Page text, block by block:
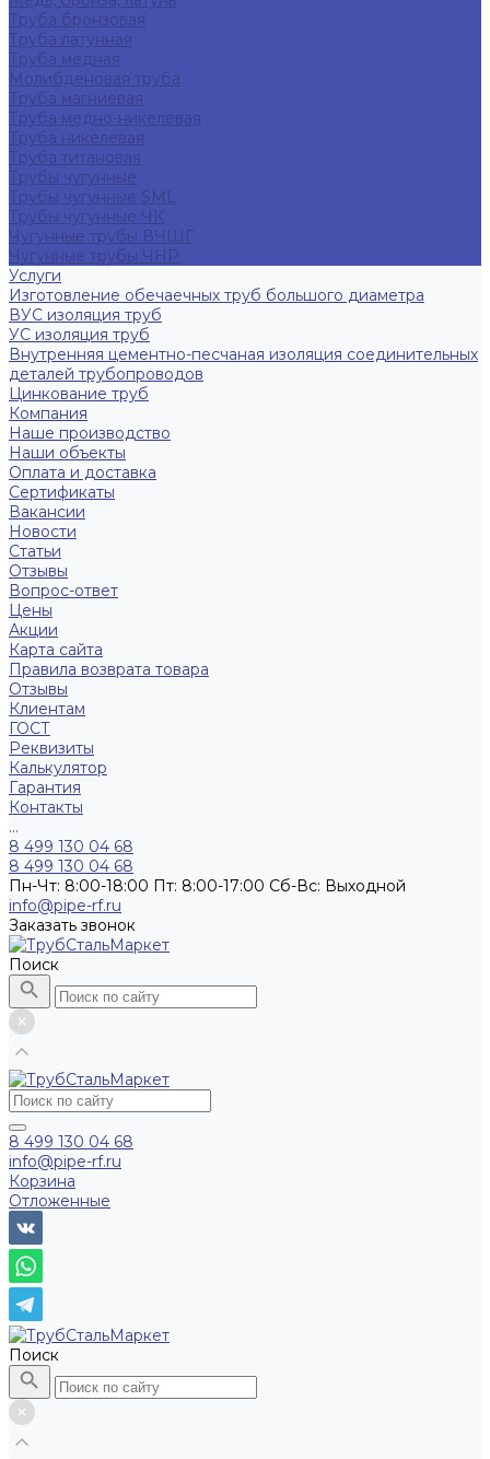
Труба бронзовая
Труба латунная
Труба медная
Молибденовая труба
Труба магниевая
Труба медно-никелевая
Труба никелевая
Труба титановая
Трубы чугунные
Трубы чугунные SML
Трубы чугунные ЧК
Чугунные трубы ВЧШГ
Чугунные трубы ЧНР
Услуги
Изготовление обечаечных труб большого диаметра
ВУС изоляция труб
УС изоляция труб
Внутренняя цементно-песчаная изоляция соединительных
деталей трубопроводов
Цинкование труб
Компания
Наше производство
Наши объекты
Оплата и доставка
Сертификаты
Вакансии
Новости
Статьи
Отзывы
Вопрос-ответ
Цены
Акции
Карта сайта
Правила возврата товара
Отзывы
Клиентам
ГОСТ
Реквизиты
Калькулятор
Гарантия
Контакты
...
8 499 130 04 68
8 499 130 04 68
Пн-Чт: 8:00-18:00 Пт: 8:00-17:00 Сб-Вс: Выходной
info@pipe-rf.ru
Заказать звонок
Поиск
8 499 130 04 68
info@pipe-rf.ru
Корзина
Отложенные
Поиск